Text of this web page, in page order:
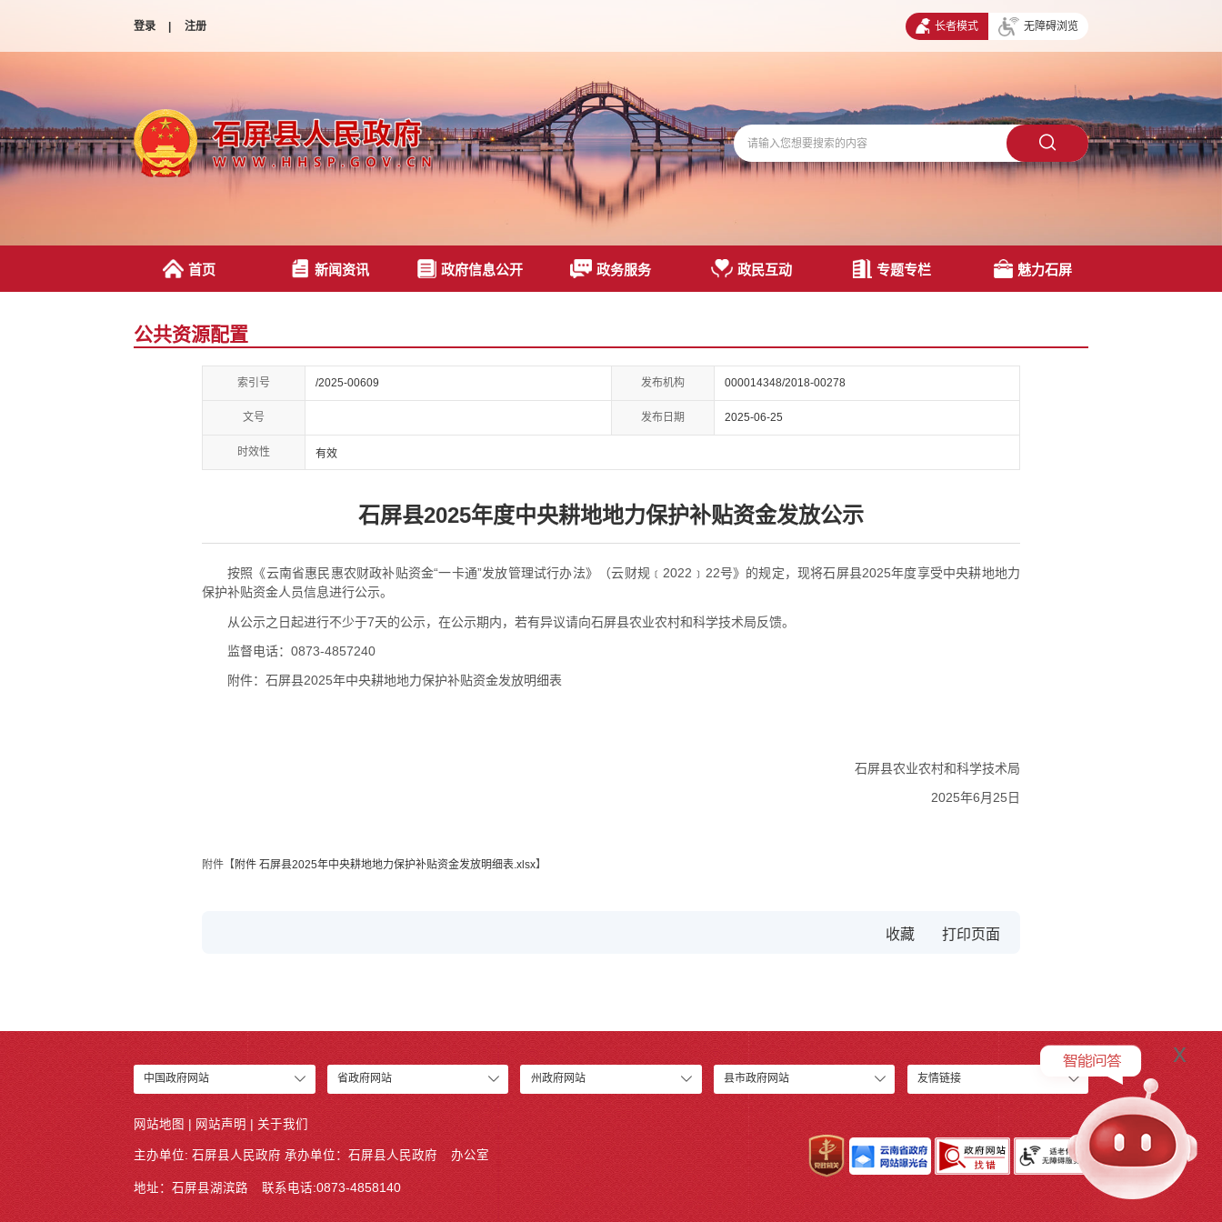
登录 | 注册 长者模式 无障碍浏览
首页 新闻资讯 政府信息公开 政务服务 政民互动 专题专栏 魅力石屏
公共资源配置
索引号 /2025-00609 发布机构 000014348/2018-00278
文号 发布日期 2025-06-25
时效性 有效
石屏县2025年度中央耕地地力保护补贴资金发放公示
按照《云南省惠民惠农财政补贴资金“一卡通”发放管理试行办法》（云财规﹝2022﹞22号》的规定，现将石屏县2025年度享受中央耕地地力
保护补贴资金人员信息进行公示。
从公示之日起进行不少于7天的公示，在公示期内，若有异议请向石屏县农业农村和科学技术局反馈。
监督电话：0873-4857240
附件：石屏县2025年中央耕地地力保护补贴资金发放明细表
石屏县农业农村和科学技术局
2025年6月25日
附件【 附件 石屏县2025年中央耕地地力保护补贴资金发放明细表.xlsx】
收藏
中国政府网站 省政府网站 州政府网站 县市政府网站 友情链接
网站地图 网站声明 关于我们
主办单位: 石屏县人民政府 承办单位： 石屏县人民政府 办公室
地址：石屏县湖滨路 联系电话:0873-4858140
x